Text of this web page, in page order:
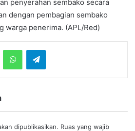
penyerahan sembako secara
dengan pembagian sembako
warga penerima. (APL/Red)
WhatsAppTelegram
dipublikasikan. Ruas yang wajib